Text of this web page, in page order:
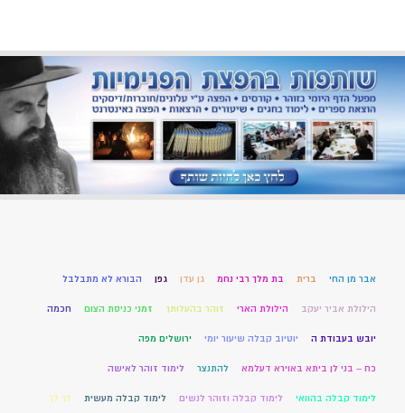
אבר מן החי ברית בת מלך רבי נחמ גן עדן גפן הבורא לא מתבלבל
הילולת אביר יעקב הילולת הארי זוהר בהעלותך זמני כניסת הצום חכמה
יובש בעבודת ה יוטיוב קבלה שיעור יומי ירושלים מפה
כח – בני לן ביתא באוירא דעלמא להתנצר לימוד זוהר לאישה
לימוד קבלה בהוואי לימוד קבלה וזוהר לנשים לימוד קבלה מעשית לך לך